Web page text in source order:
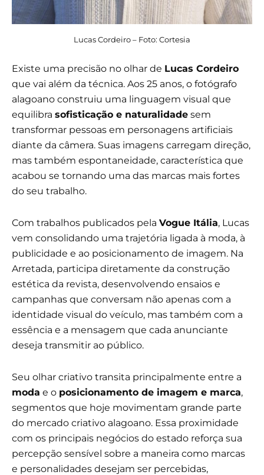
Lucas Cordeiro – Foto: Cortesia
Existe uma precisão no olhar de Lucas Cordeiro
que vai além da técnica. Aos 25 anos, o fotógrafo
alagoano construiu uma linguagem visual que
equilibra sofisticação e naturalidade sem
transformar pessoas em personagens artificiais
diante da câmera. Suas imagens carregam direção,
mas também espontaneidade, característica que
acabou se tornando uma das marcas mais fortes
do seu trabalho.
Com trabalhos publicados pela Vogue Itália, Lucas
vem consolidando uma trajetória ligada à moda, à
publicidade e ao posicionamento de imagem. Na
Arretada, participa diretamente da construção
estética da revista, desenvolvendo ensaios e
campanhas que conversam não apenas com a
identidade visual do veículo, mas também com a
essência e a mensagem que cada anunciante
deseja transmitir ao público.
Seu olhar criativo transita principalmente entre a
moda e o posicionamento de imagem e marca,
segmentos que hoje movimentam grande parte
do mercado criativo alagoano. Essa proximidade
com os principais negócios do estado reforça sua
percepção sensível sobre a maneira como marcas
e personalidades desejam ser percebidas,